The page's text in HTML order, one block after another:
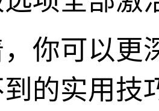
你可以更
的实用技